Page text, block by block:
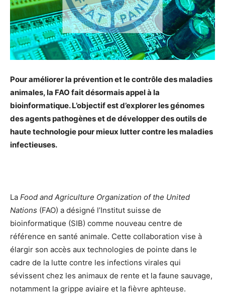
Pour améliorer la prévention et le contrôle des maladies
animales, la FAO fait désormais appel à la
bioinformatique.L’objectif est d’explorer les génomes
des agents pathogènes etde développer des outils de
haute technologie pour mieux lutter contre les maladies
infectieuses.
La Food and Agriculture Organization of the United
Nations (FAO) a désigné l’Institut suisse de
bioinformatique (SIB) comme nouveau centre de
référence en santé animale. Cette collaboration vise à
élargir son accès aux technologies de pointe dans le
cadre de la lutte contre les infections virales qui
sévissent chez les animaux de rente et la faune sauvage,
notamment la grippe aviaire et la fièvre aphteuse.